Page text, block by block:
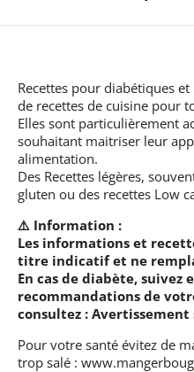
Recettes pour diabétiques et
de recettes de cuisine pour
Elles sont particulièrement
souhaitant maitriser leur
alimentation.
Des Recettes légères,
gluten ou des recettes Low
⚠️ Information :
Les informations et
titre indicatif et ne
En cas de diabète, suivez
recommandations de
consultez : Avertissement
Pour votre santé évitez de
trop salé :